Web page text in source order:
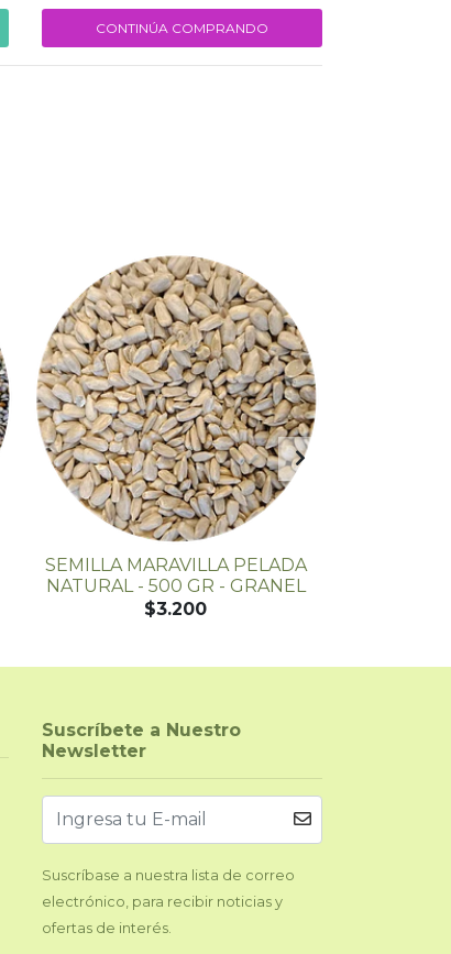
CONTINÚA COMPRANDO
SEMILLA MARAVILLA PELADA
NATURAL - 500 GR - GRANEL
$3.200
Suscríbete a Nuestro
Newsletter
Suscríbase a nuestra lista de correo
electrónico, para recibir noticias y
ofertas de interés.